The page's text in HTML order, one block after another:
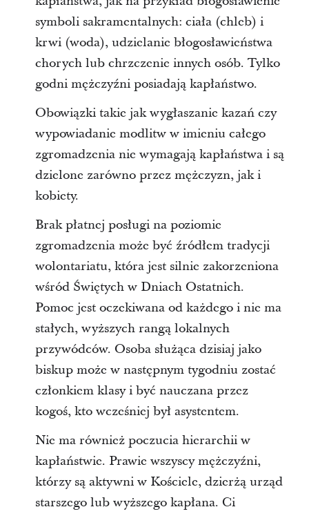
symboli sakramentalnych: ciała (chleb) i
krwi (woda), udzielanie błogosławieństwa
chorych lub chrzczenie innych osób. Tylko
godni mężczyźni posiadają kapłaństwo.
Obowiązki takie jak wygłaszanie kazań czy
wypowiadanie modlitw w imieniu całego
zgromadzenia nie wymagają kapłaństwa i są
dzielone zarówno przez mężczyzn, jak i
kobiety.
Brak płatnej posługi na poziomie
zgromadzenia może być źródłem tradycji
wolontariatu, która jest silnie zakorzeniona
wśród Świętych w Dniach Ostatnich.
Pomoc jest oczekiwana od każdego i nie ma
stałych, wyższych rangą lokalnych
przywódców. Osoba służąca dzisiaj jako
biskup może w następnym tygodniu zostać
członkiem klasy i być nauczana przez
kogoś, kto wcześniej był asystentem.
Nie ma również poczucia hierarchii w
kapłaństwie. Prawie wszyscy mężczyźni,
którzy są aktywni w Kościele, dzierżą urząd
starszego lub wyższego kapłana. Ci